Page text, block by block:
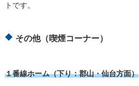
トです。
その他（喫煙コーナー）
１番線ホーム（下り：郡山・仙台方面）